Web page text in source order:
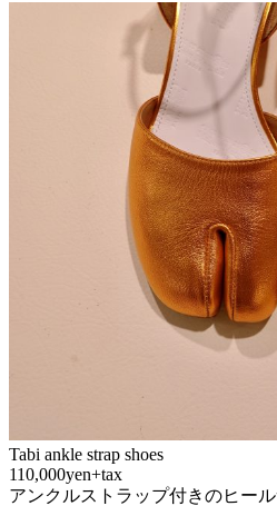
Tabi ankle strap shoes
110,000yen+tax
アンクルストラップ付きのヒー